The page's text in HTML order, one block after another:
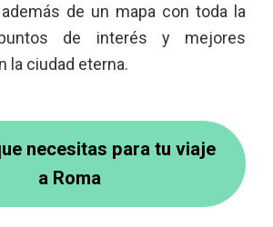
de un mapa con toda la
de interés y mejores
la ciudad eterna.
necesitas para tu viaje
a Roma